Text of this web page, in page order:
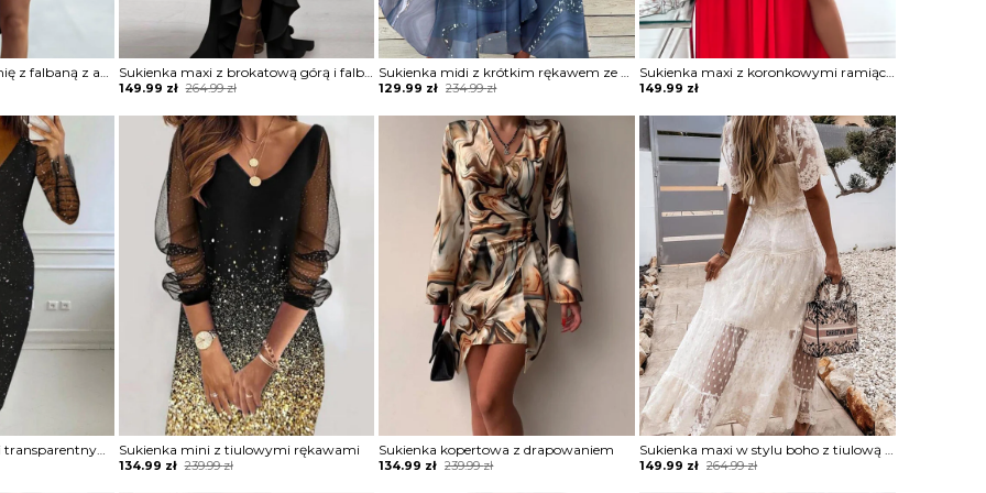
Sukienka na jedno ramię z falbaną z asymetrycznym dołem Sukienka maxi z brokatową górą i falbaną
264.99zł
Original
was:
264.99 zł.
149.99 zł
Current
is:
149.99 zł.
Sukienka midi z krótkim rękawem ze zwiewnego materiału
234.99zł
Original
was:
129.99 zł
Current
is:
Sukienka maxi z koronkowymi ramiączkami
149.99 zł
Sukienka z brokatem i transparentnymi rękawami Sukienka mini z tiulowymi rękawami
239.99zł
Original
134.99 zł
Current
Sukienka kopertowa z drapowaniem
239.99zł
Original
134.99 zł
Current
Sukienka maxi w stylu boho z tiulową warstwą
264.99zł
Original
149.99 zł
Current